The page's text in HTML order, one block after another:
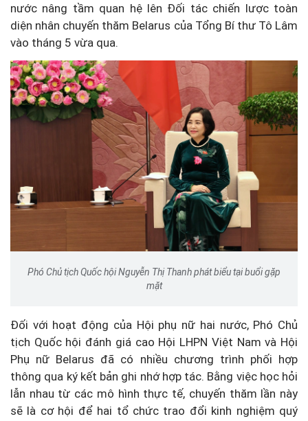
nước nâng tầm quan hệ lên Đối tác chiến lược toàn
diện nhân chuyến thăm Belarus của Tổng Bí thư Tô Lâm
vào tháng 5 vừa qua.
Phó Chủ tịch Quốc hội Nguyễn Thị Thanh phát biểu tại buổi gặp
mặt
Đối với hoạt động của Hội phụ nữ hai nước, Phó Chủ
tịch Quốc hội đánh giá cao Hội LHPN Việt Nam và Hội
Phụ nữ Belarus đã có nhiều chương trình phối hợp
thông qua ký kết bản ghi nhớ hợp tác. Bằng việc học hỏi
lẫn nhau từ các mô hình thực tế, chuyến thăm lần này
sẽ là cơ hội để hai tổ chức trao đổi kinh nghiệm quý